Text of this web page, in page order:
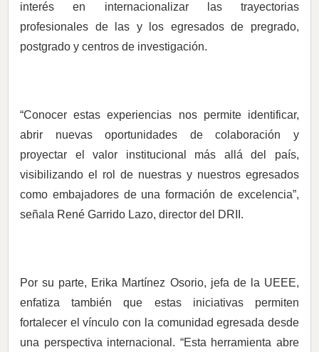
interés en internacionalizar las trayectorias
profesionales de las y los egresados de pregrado,
postgrado y centros de investigación.
“Conocer estas experiencias nos permite identificar,
abrir nuevas oportunidades de colaboración y
proyectar el valor institucional más allá del país,
visibilizando el rol de nuestras y nuestros egresados
como embajadores de una formación de excelencia”,
señala René Garrido Lazo, director del DRII.
Por su parte, Erika Martínez Osorio, jefa de la UEEE,
enfatiza también que estas iniciativas permiten
fortalecer el vínculo con la comunidad egresada desde
una perspectiva internacional. “Esta herramienta abre